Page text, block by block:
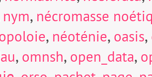
nym, nécromasse
, néoténie, oasis,
, omnsh, open_data,